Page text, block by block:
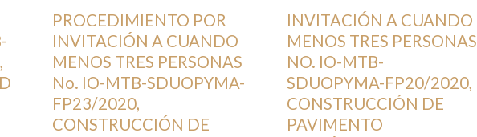
AGOSTO 17, 2020
PROCEDIMIENTO POR
INVITACIÓN A CUANDO
MENOS TRES PERSONAS
No. IO-MTB-SDUOPYMA-
FP23/2020,
CONSTRUCCIÓN DE
AGOSTO 4, 2020
INVITACIÓN A CUANDO
MENOS TRES PERSONAS
NO. IO-MTB-
SDUOPYMA-FP20/2020,
CONSTRUCCIÓN DE
PAVIMENTO